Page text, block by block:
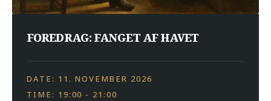
FOREDRAG: FANGET AF HAVET
DATE: 11. NOVEMBER 2026
TIME: 19:00 - 21:00